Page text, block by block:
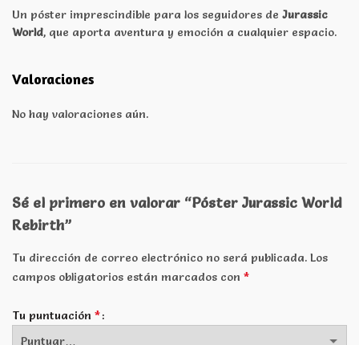
Un póster imprescindible para los seguidores de Jurassic
World, que aporta aventura y emoción a cualquier espacio.
Valoraciones
No hay valoraciones aún.
Sé el primero en valorar “Póster Jurassic World
Rebirth”
Tu dirección de correo electrónico no será publicada. Los
campos obligatorios están marcados con *
Tu puntuación *